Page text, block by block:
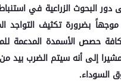
دور البحوث الزراعية في
موجهاً بضرورة تكثيف التواجد
كافة حصص الأسمدة المدعمة
مشيرا إلى أنه سيتم الضرب بيد
السوداء.